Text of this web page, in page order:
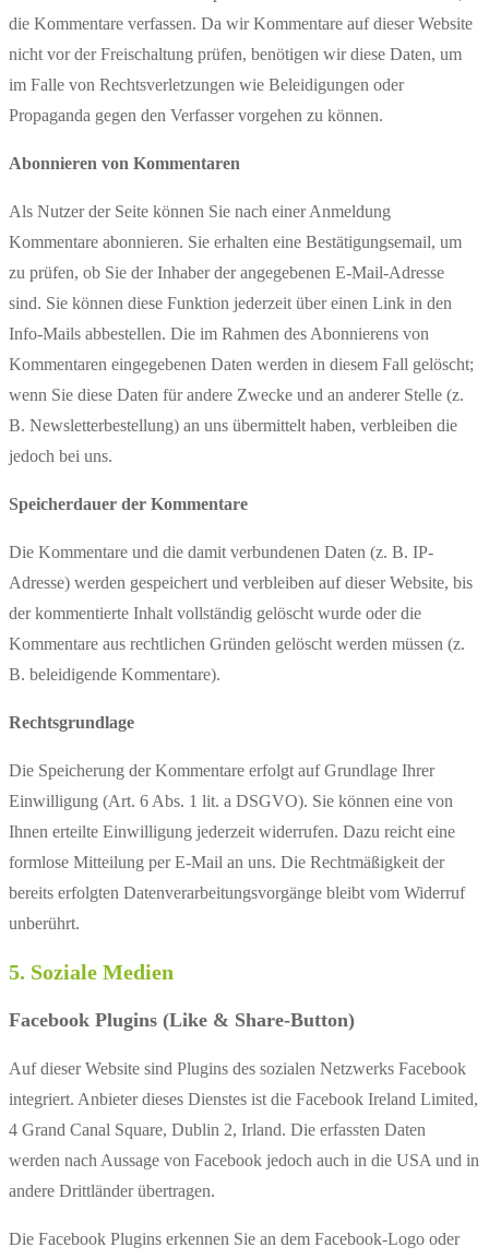
die Kommentare verfassen. Da wir Kommentare auf dieser Website
nicht vor der Freischaltung prüfen, benötigen wir diese Daten, um
im Falle von Rechtsverletzungen wie Beleidigungen oder
Propaganda gegen den Verfasser vorgehen zu können.
Abonnieren von Kommentaren
Als Nutzer der Seite können Sie nach einer Anmeldung
Kommentare abonnieren. Sie erhalten eine Bestätigungsemail, um
zu prüfen, ob Sie der Inhaber der angegebenen E-Mail-Adresse
sind. Sie können diese Funktion jederzeit über einen Link in den
Info-Mails abbestellen. Die im Rahmen des Abonnierens von
Kommentaren eingegebenen Daten werden in diesem Fall gelöscht;
wenn Sie diese Daten für andere Zwecke und an anderer Stelle (z.
B. Newsletterbestellung) an uns übermittelt haben, verbleiben die
jedoch bei uns.
Speicherdauer der Kommentare
Die Kommentare und die damit verbundenen Daten (z. B. IP-
Adresse) werden gespeichert und verbleiben auf dieser Website, bis
der kommentierte Inhalt vollständig gelöscht wurde oder die
Kommentare aus rechtlichen Gründen gelöscht werden müssen (z.
B. beleidigende Kommentare).
Rechtsgrundlage
Die Speicherung der Kommentare erfolgt auf Grundlage Ihrer
Einwilligung (Art. 6 Abs. 1 lit. a DSGVO). Sie können eine von
Ihnen erteilte Einwilligung jederzeit widerrufen. Dazu reicht eine
formlose Mitteilung per E-Mail an uns. Die Rechtmäßigkeit der
bereits erfolgten Datenverarbeitungsvorgänge bleibt vom Widerruf
unberührt.
5. Soziale Medien
Facebook Plugins (Like & Share-Button)
Auf dieser Website sind Plugins des sozialen Netzwerks Facebook
integriert. Anbieter dieses Dienstes ist die Facebook Ireland Limited,
4 Grand Canal Square, Dublin 2, Irland. Die erfassten Daten
werden nach Aussage von Facebook jedoch auch in die USA und in
andere Drittländer übertragen.
Die Facebook Plugins erkennen Sie an dem Facebook-Logo oder